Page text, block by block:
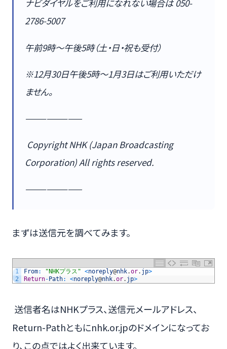
ナビダイヤルをご利用になれない場合は 050-
2786-5007
午前9時～午後5時（土・日・祝も受付）
※12月30日午後5時～1月3日はご利用いただけ
ません。
————————
Copyright NHK (Japan Broadcasting
Corporation) All rights reserved.
————————
まずは送信元を調べてみます。
1
2
From: "NHKプラス" <noreply@nhk.or. jp>
Return-Path: <noreply@nhk.or. jp>
送信者名はNHKプラス、送信元メールアドレス、
Return-Pathともにnhk.or.jpのドメインになってお
り、この点ではよく出来ています。